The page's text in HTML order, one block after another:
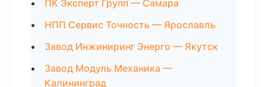
ПК Эксперт Групп — Самара
НПП Сервис Точность — Ярославль
Завод Инжиниринг Энерго — Якутск
Завод Модуль Механика —
Калининград